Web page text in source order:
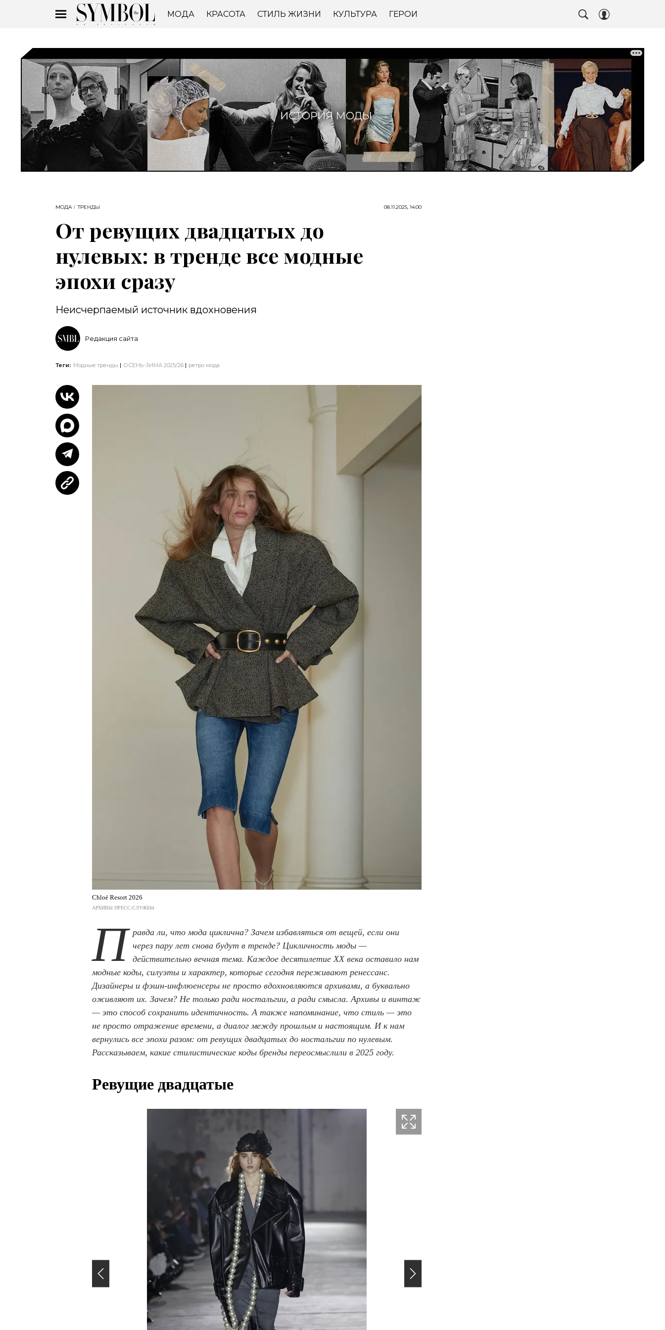
МОДА КРАСОТА СТИЛЬ ЖИЗНИ КУЛЬТУРА ГЕРОИ
МОДА ТРЕНДЫ 08.11.2025, 14:00
От ревущих двадцатых до
нулевых: в тренде все модные
эпохи сразу
Неисчерпаемый источник вдохновения
Редакция сайта
Теги: Модные тренды ОСЕНЬ-ЗИМА 2025/26 ретро мода
Chloé Resort 2026
АРХИВЫ ПРЕСС-СЛУЖБЫ
П равда ли, что мода циклична? Зачем избавляться от вещей, если они
через пару лет снова будут в тренде? Цикличность моды —
действительно вечная тема. Каждое десятилетие XX века оставило нам
модные коды, силуэты и характер, которые сегодня переживают ренессанс.
Дизайнеры и фэшн-инфлюенсеры не просто вдохновляются архивами, а буквально
оживляют их. Зачем? Не только ради ностальгии, а ради смысла. Архивы и винтаж
— это способ сохранить идентичность. А также напоминание, что стиль — это
не просто отражение времени, а диалог между прошлым и настоящим. И к нам
вернулись все эпохи разом: от ревущих двадцатых до ностальгии по нулевым.
Рассказываем, какие стилистические коды бренды переосмыслили в 2025 году.
Ревущие двадцатые